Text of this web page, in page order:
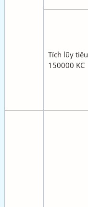
Tích lũy tiêu
150000 KC